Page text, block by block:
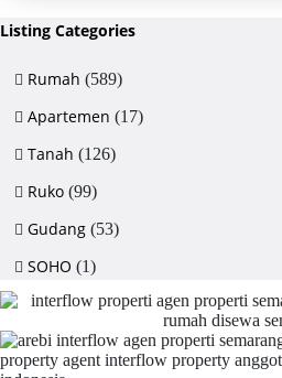
Listing Categories
Rumah (589)
Apartemen (17)
Tanah (126)
Ruko (99)
Gudang (53)
SOHO (1)